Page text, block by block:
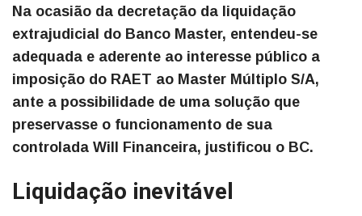
Na ocasião da decretação da liquidação
extrajudicial do Banco Master, entendeu-se
adequada e aderente ao interesse público a
imposição do RAET ao Master Múltiplo S/A,
ante a possibilidade de uma solução que
preservasse o funcionamento de sua
controlada Will Financeira, justificou o BC.
Liquidação inevitável